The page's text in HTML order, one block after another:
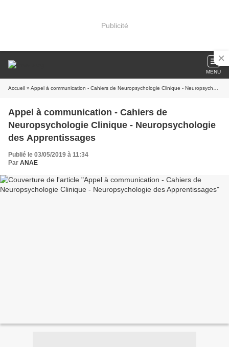
Publicité
MENU
Accueil » Appel à communication - Cahiers de Neuropsychologie Clinique - Neuropsychologie des Apprentissages
Appel à communication - Cahiers de
Neuropsychologie Clinique - Neuropsychologie
des Apprentissages
Publié le 03/05/2019 à 11:34
Par ANAE